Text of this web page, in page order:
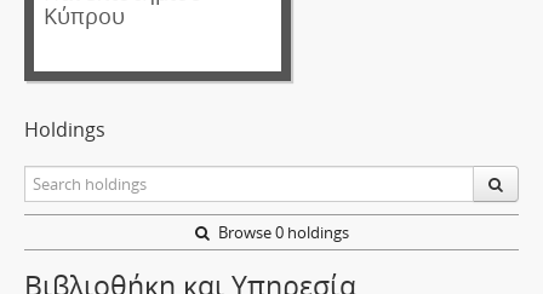
Κύπρου
Holdings
Browse 0 holdings
Βιβλιοθήκη και Υπηρεσία